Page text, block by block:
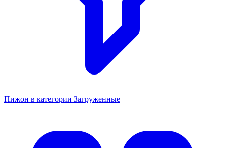
Пижон в категории Загруженные